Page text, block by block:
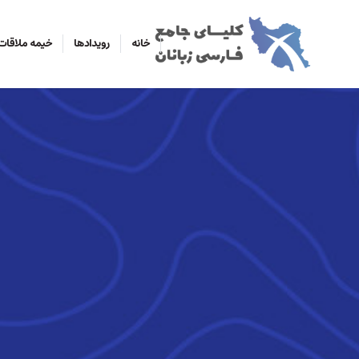
خانه رویدادها خیمه